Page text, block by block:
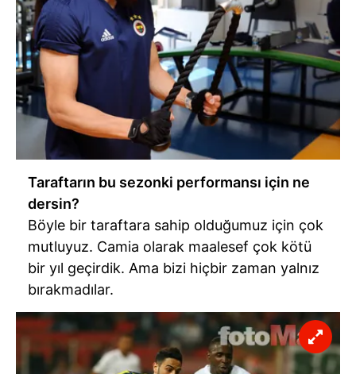
Taraftarın bu sezonki performansı için ne
dersin?
Böyle bir taraftara sahip olduğumuz için çok
mutluyuz. Camia olarak maalesef çok kötü
bir yıl geçirdik. Ama bizi hiçbir zaman yalnız
bırakmadılar.